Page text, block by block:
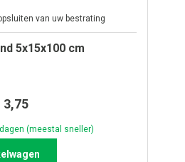
van uw bestrating
5x15x100 cm
3,75
(meestal sneller)